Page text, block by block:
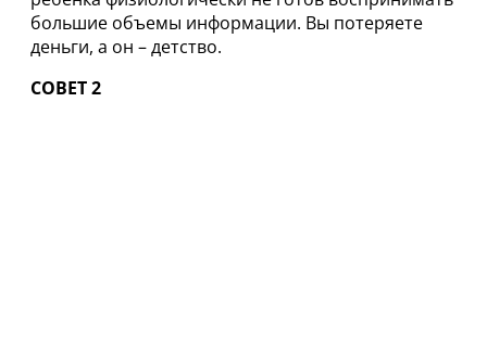
большие объемы информации. Вы потеряете
деньги, а он – детство.
СОВЕТ 2